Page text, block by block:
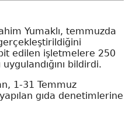
Yumaklı, temmuzda
edilen işletmelere 250
bildirdi.
1-31 Temmuz
gıda denetimlerine